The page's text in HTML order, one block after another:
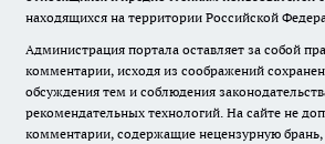
находящихся на территории Российской
Администрация портала оставляет за собой
комментарии, исходя из соображений
обсуждения тем и соблюдения
рекомендательных технологий. На сайте не
комментарии, содержащие нецензурную